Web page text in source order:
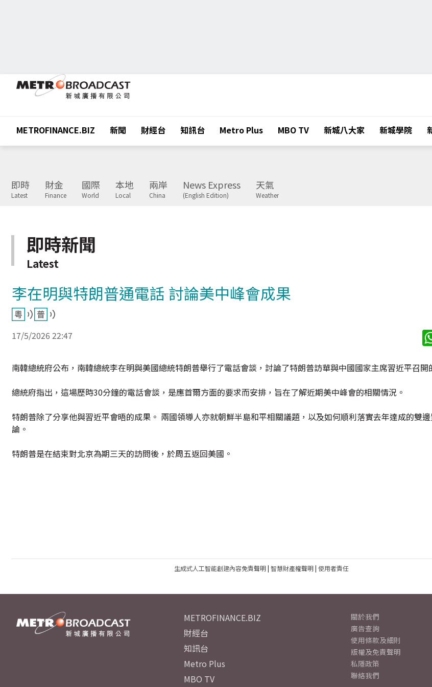
METROFINANCE.BIZ 新聞 財經台 知訊台 Metro Plus MBO TV 新城八大家 新城學院
即時
Latest
財金
Finance
國際
World
本地
Local
兩岸
China
News Express
(English Edition)
天氣
Weather
即時新聞
Latest
李在明與特朗普通電話 討論美中峰會成果
17/5/2026 22:47
南韓總統府公布，南韓總統李在明與美國總統特朗普舉行了電話會談，討論了特朗普訪華與中國國家主席習近平召開
總統府指出，這場歷時30分鐘的電話會談，是應首爾方面的要求而安排，旨在了解近期美中峰會的相關情況。
特朗普除了分享他與習近平會晤的成果。 兩國領導人亦就朝鮮半島和平相關議題，以及如何順利落實去年達成的雙
論。
特朗普是在結束對北京為期三天的訪問後，於周五返回美國。
生成式人工智能創建內容免責聲明| 智慧財產權聲明| 使用者責任
METROFINANCE.BIZ
財經台
知訊台
Metro Plus
MBO TV
關於我們
廣告查詢
使用條款及細則
版權及免責聲明
私隱政策
聯絡我們